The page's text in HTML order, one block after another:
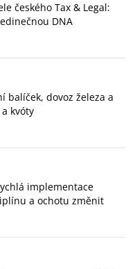
českého Tax & Legal:
DNA
balíček, dovoz železa a
kvóty
implementace
a ochotu změnit